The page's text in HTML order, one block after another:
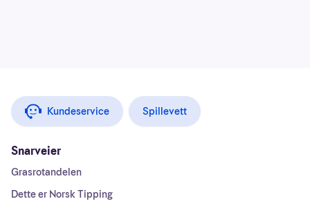
Kundeservice Spillevett
Snarveier
Grasrotandelen
Dette er Norsk Tipping